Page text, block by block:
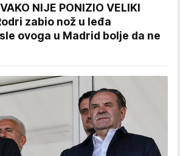
NIJE PONIZIO VELIKI
zabio nož u leđa
ovoga u Madrid bolje da ne